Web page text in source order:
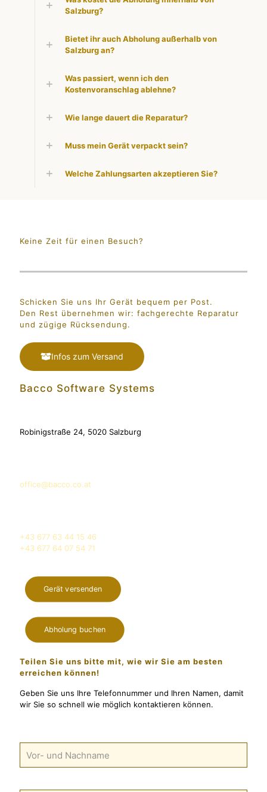
Salzburg?
Bietet ihr auch Abholung außerhalb von
Salzburg an?
Was passiert, wenn ich den
Kostenvoranschlag ablehne?
Wie lange dauert die Reparatur?
Muss mein Gerät verpackt sein?
Welche Zahlungsarten akzeptieren Sie?
Keine Zeit für einen Besuch?
Schicken Sie uns Ihr Gerät bequem per Post.
Den Rest übernehmen wir: fachgerechte Reparatur
und zügige Rücksendung.
Infos zum Versand
Bacco Software Systems
Robinigstraße 24, 5020 Salzburg
office@bacco.co.at
+43 677 63 44 15 46
+43 677 64 07 54 71
Gerät versenden
Abholung buchen
Teilen Sie uns bitte mit, wie wir Sie am besten
erreichen können!
Geben Sie uns Ihre Telefonnummer und Ihren Namen, damit
wir Sie so schnell wie möglich kontaktieren können.